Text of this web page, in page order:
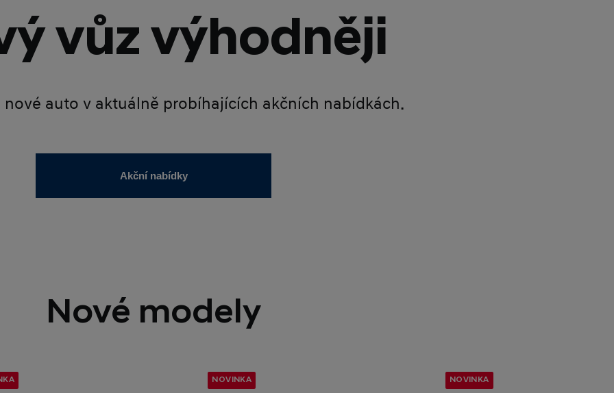
vůz výhodněji
nové auto v aktuálně probíhajících akčních nabídkách.
Akční nabídky
Nové modely
NOVINKA NOVINKA